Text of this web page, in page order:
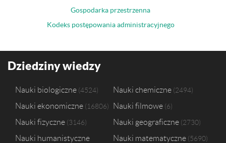
Gospodarka przestrzenna
Kodeks postępowania administracyjnego
Dziedziny wiedzy
Nauki biologiczne 4524 Nauki chemiczne 2494
Nauki ekonomiczne 16806 Nauki filmowe 6
Nauki fizyczne 3146 Nauki geograficzne 2730
Nauki humanistyczne Nauki matematyczne 5690